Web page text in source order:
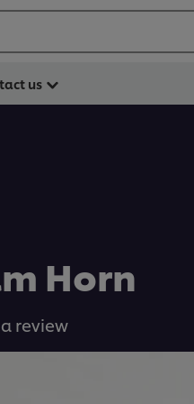
us
Horn
review